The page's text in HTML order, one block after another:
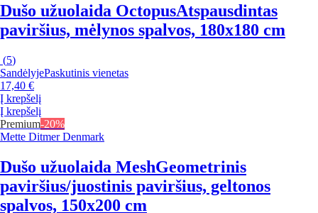
Dušo užuolaida OctopusAtspausdintas
paviršius, mėlynos spalvos, 180x180 cm
(5)
SandėlyjePaskutinis vienetas
17,40 €
Į krepšelį
Į krepšelį
Premium-20%
Mette Ditmer Denmark
Dušo užuolaida MeshGeometrinis
paviršius/juostinis paviršius, geltonos
spalvos, 150x200 cm